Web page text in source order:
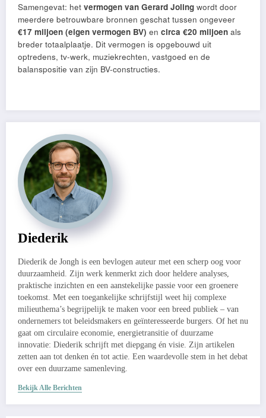
Samengevat: het vermogen van Gerard Joling wordt door
meerdere betrouwbare bronnen geschat tussen ongeveer
€17 miljoen (eigen vermogen BV) en circa €20 miljoen als
breder totaalplaatje. Dit vermogen is opgebouwd uit
optredens, tv-werk, muziekrechten, vastgoed en de
balanspositie van zijn BV-constructies.
Diederik
Diederik de Jongh is een bevlogen auteur met een scherp oog voor
duurzaamheid. Zijn werk kenmerkt zich door heldere analyses,
praktische inzichten en een aanstekelijke passie voor een groenere
toekomst. Met een toegankelijke schrijfstijl weet hij complexe
milieuthema’s begrijpelijk te maken voor een breed publiek – van
ondernemers tot beleidsmakers en geïnteresseerde burgers. Of het nu
gaat om circulaire economie, energietransitie of duurzame
innovatie: Diederik schrijft met diepgang én visie. Zijn artikelen
zetten aan tot denken én tot actie. Een waardevolle stem in het debat
over een duurzame samenleving.
Bekijk Alle Berichten